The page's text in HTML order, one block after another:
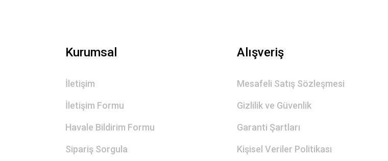
Kurumsal
İletişim
İletişim Formu
Havale Bildirim Formu
Sipariş Sorgula
Alışveriş
Mesafeli Satış Sözleşmesi
Gizlilik ve Güvenlik
Garanti Şartları
Kişisel Veriler Politikası